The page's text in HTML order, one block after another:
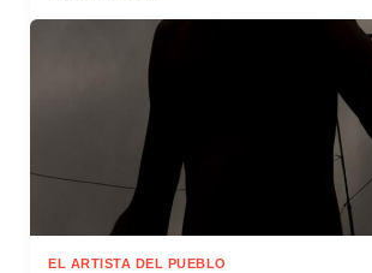
EL ARTISTA DEL PUEBLO